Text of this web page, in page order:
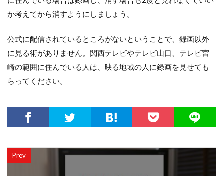
か考えてから消すようにしましょう。
公式に配信されているところがないということで、録画以外
に見る術がありません。関西テレビやテレビ山口、テレビ宮
崎の範囲に住んでいる人は、映る地域の人に録画を見せても
らってください。
Prev